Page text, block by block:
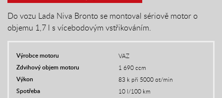
Výrobce motoru VAZ
Zdvihový objem motoru 1 690 ccm
Výkon 83 k při 5000 ot/min
Spotřeba 10 l/100 km
Do vozu Lada Niva Bronto se montoval sériově motor o
objemu 1,7 l s vícebodovým vstřikováním.